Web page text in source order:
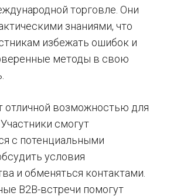
торговле. Они
знаниями, что
избежать ошибок и
методы в свою
отличной возможностью для
смогут
с потенциальными
условия
и обменяться контактами.
B2B-встречи помогут